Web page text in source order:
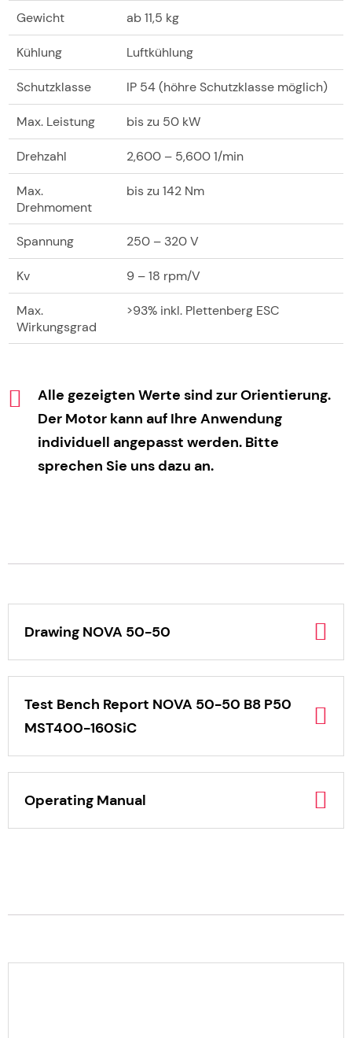
Gewicht ab 11,5 kg
Kühlung Luftkühlung
Schutzklasse IP 54 (höhre Schutzklasse möglich)
Max. Leistung bis zu 50 kW
Drehzahl 2,600 – 5,600 1/min
Max.
Drehmoment
bis zu 142 Nm
Spannung 250 – 320 V
Kv 9 – 18 rpm/V
Max.
Wirkungsgrad
>93% inkl. Plettenberg ESC
Alle gezeigten Werte sind zur Orientierung.
Der Motor kann auf Ihre Anwendung
individuell angepasst werden. Bitte
sprechen Sie uns dazu an.
Drawing NOVA 50-50
Test Bench Report NOVA 50-50 B8 P50
MST400-160SiC
Operating Manual